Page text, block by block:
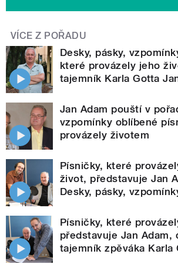
VÍCE Z POŘADU
Desky, pásky,
které provázely jeho
tajemník Karla Gotta
Jan Adam pouští v
vzpomínky oblíbené
provázely životem
Písničky, které
život, představuje Jan
Desky, pásky,
Písničky, které
představuje Jan Adam,
tajemník zpěváka Karla